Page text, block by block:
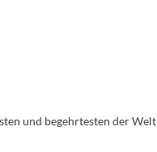
und begehrtesten der Welt